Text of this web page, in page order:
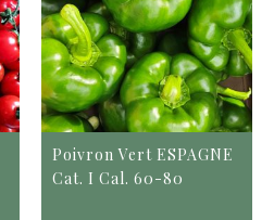
Poivron Vert ESPAGNE
Cat. I Cal. 60-80